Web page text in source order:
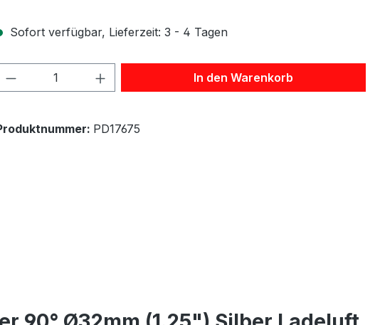
Sofort verfügbar, Lieferzeit: 3 - 4 Tagen
Produkt Anzahl: Gib den gewünschten Wert
In den Warenkorb
PD17675